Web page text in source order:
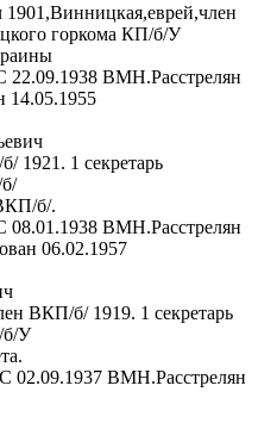
горкома КП/б/У
ВМН.Расстрелян
14.05.1955
1921. 1 секретарь
б/.
ВМН.Расстрелян
06.02.1957
ВКП/б/ 1919. 1 секретарь
б/У
ВМН.Расстрелян